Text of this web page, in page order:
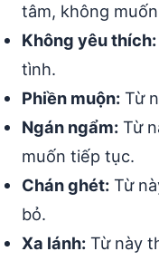
tâm, không
Không yêu thích:
tình.
Phiền muộn: Từ
Ngán ngẩm: Từ
muốn tiếp tục.
Chán ghét: Từ
bỏ.
Xa lánh: Từ này